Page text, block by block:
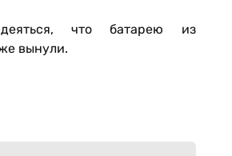
что батарею из
вынули.